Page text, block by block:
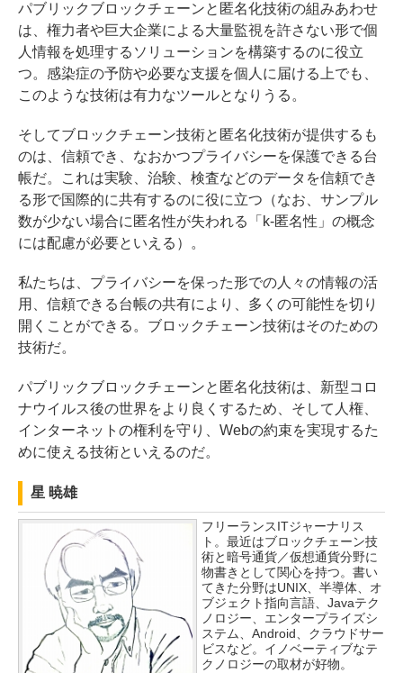
パブリックブロックチェーンと匿名化技術の組みあわせ
は、権力者や巨大企業による大量監視を許さない形で個
人情報を処理するソリューションを構築するのに役立
つ。感染症の予防や必要な支援を個人に届ける上でも、
このような技術は有力なツールとなりうる。
そしてブロックチェーン技術と匿名化技術が提供するも
のは、信頼でき、なおかつプライバシーを保護できる台
帳だ。これは実験、治験、検査などのデータを信頼でき
る形で国際的に共有するのに役に立つ（なお、サンプル
数が少ない場合に匿名性が失われる「k-匿名性」の概念
には配慮が必要といえる）。
私たちは、プライバシーを保った形での人々の情報の活
用、信頼できる台帳の共有により、多くの可能性を切り
開くことができる。ブロックチェーン技術はそのための
技術だ。
パブリックブロックチェーンと匿名化技術は、新型コロ
ナウイルス後の世界をより良くするため、そして人権、
インターネットの権利を守り、Webの約束を実現するた
めに使える技術といえるのだ。
星 暁雄
フリーランスITジャーナリス
ト。最近はブロックチェーン技
術と暗号通貨／仮想通貨分野に
物書きとして関心を持つ。書い
てきた分野はUNIX、半導体、オ
ブジェクト指向言語、Javaテク
ノロジー、エンタープライズシ
ステム、Android、クラウドサー
ビスなど。イノベーティブなテ
クノロジーの取材が好物。